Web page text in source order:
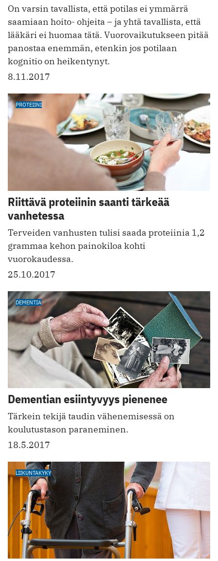
On varsin tavallista, että potilas ei ymmärrä
saamiaan hoito- ohjeita – ja yhtä tavallista, että
lääkäri ei huomaa tätä. ­Vuorovaikutukseen pitää
panostaa enemmän, etenkin jos potilaan
kognitio on heikentynyt.
8.11.2017
PROTEIINI
Riittävä proteiinin saanti tärkeää
vanhetessa
Terveiden vanhusten tulisi saada proteiinia 1,2
grammaa kehon painokiloa kohti
vuorokaudessa.
25.10.2017
DEMENTIA
Dementian esiintyvyys pienenee
Tärkein tekijä taudin vähenemisessä on
koulutustason paraneminen.
18.5.2017
LIIKUNTAKYKY